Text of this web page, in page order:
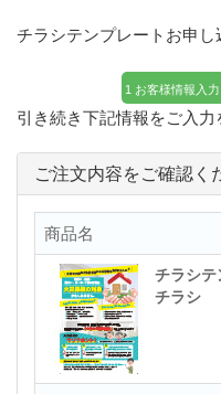
チラシテンプレートお申し
1 お客様情報入力
引き続き下記情報をご入力
ご注文内容をご確認く
商品名
チラシ
チラシ